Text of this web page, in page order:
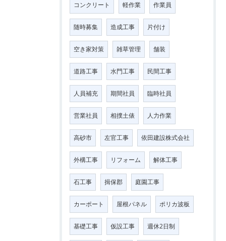
コンクリート 軽作業 作業員
随時募集 造成工事 片付け
空き家対策 雑草管理 舗装
道路工事 水門工事 民間工事
人員補充 期間社員 臨時社員
営業社員 相撲土俵 人力作業
高砂市 左官工事 依田建設株式会社
外構工事 リフォーム 解体工事
石工事 揖保郡 庭園工事
カーポート 屋根パネル ポリカ波板
基礎工事 仮設工事 週休2日制